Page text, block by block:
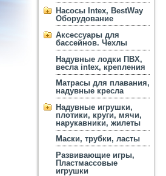
Насосы Intex, BestWay
Оборудование
Аксессуары для
бассейнов. Чехлы
Надувные лодки ПВХ,
весла intex, крепления
Матрасы для плавания,
надувные кресла
Надувные игрушки,
плотики, круги, мячи,
нарукавники, жилеты
Маски, трубки, ласты
Развивающие игры,
Пластмассовые
игрушки